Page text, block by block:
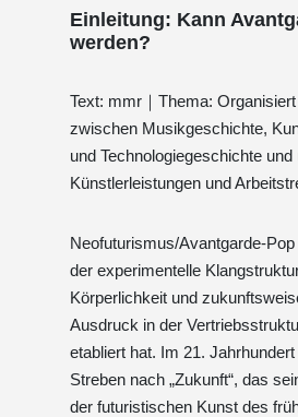
Einleitung: Kann
werden?
Text: mmr｜Thema:
zwischen Musikgeschichte,
und Technologiegeschichte
Künstlerleistungen und
Neofuturismus/Avantgarde-Pop
der experimentelle
Körperlichkeit und
Ausdruck in der
etabliert hat. Im 21.
Streben nach „Zukunft“, das
der futuristischen Kunst des